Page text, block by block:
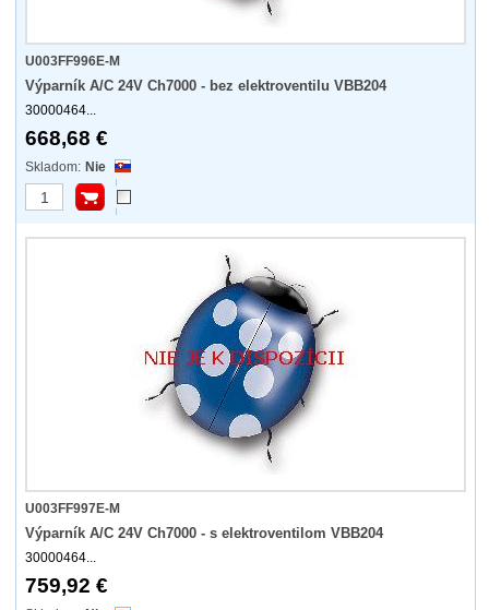
U003FF996E-M
Výparník A/C 24V Ch7000 - bez elektroventilu VBB204
30000464...
668,68 €
Nie
U003FF997E-M
Výparník A/C 24V Ch7000 - s elektroventilom VBB204
30000464...
759,92 €